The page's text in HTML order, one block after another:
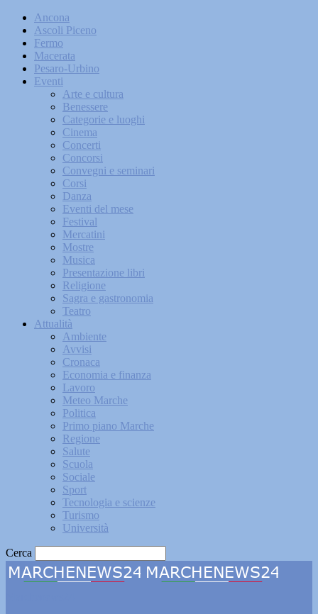
Ancona
Ascoli Piceno
Fermo
Macerata
Pesaro-Urbino
Eventi
Arte e cultura
Benessere
Categorie e luoghi
Cinema
Concerti
Concorsi
Convegni e seminari
Corsi
Danza
Eventi del mese
Festival
Mercatini
Mostre
Musica
Presentazione libri
Religione
Sagra e gastronomia
Teatro
Attualità
Ambiente
Avvisi
Cronaca
Economia e finanza
Lavoro
Meteo Marche
Politica
Primo piano Marche
Regione
Salute
Scuola
Sociale
Sport
Tecnologia e scienze
Turismo
Università
Cerca